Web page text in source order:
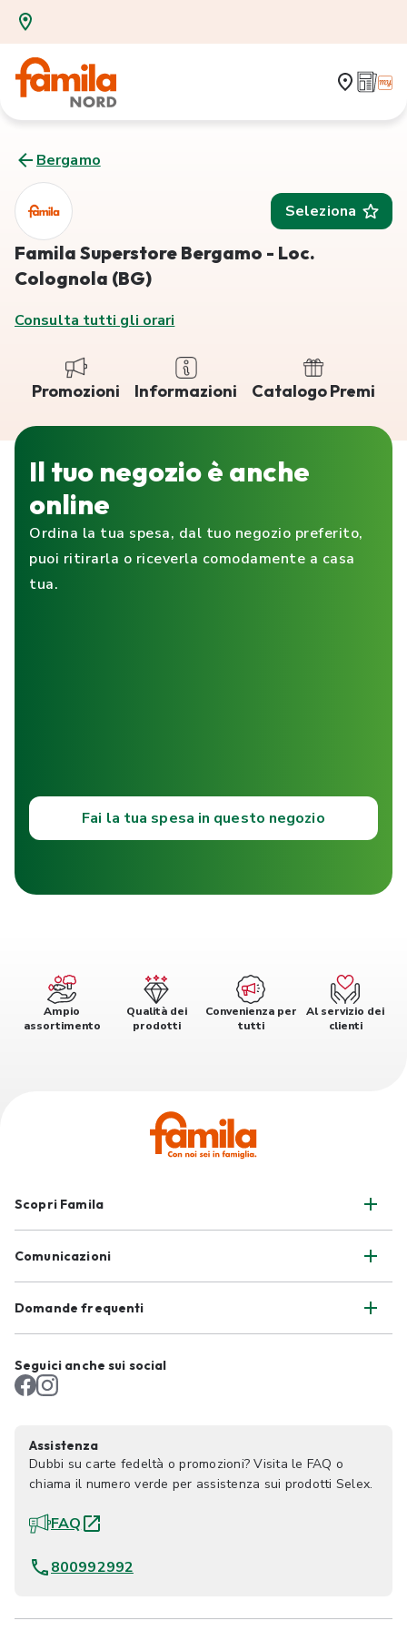
Bergamo
Seleziona
Famila Superstore Bergamo - Loc.
Colognola (BG)
Consulta tutti gli orari
Promozioni Informazioni Catalogo Premi
Il tuo negozio è anche
online
Ordina la tua spesa, dal tuo negozio preferito,
puoi ritirarla o riceverla comodamente a casa
tua.
Fai la tua spesa in questo negozio
Ampio
assortimento
Qualità dei
prodotti
Convenienza per
tutti
Al servizio dei
clienti
Scopri Famila
Comunicazioni
Domande frequenti
Seguici anche sui social
Assistenza
Dubbi su carte fedeltà o promozioni? Visita le FAQ o
chiama il numero verde per assistenza sui prodotti Selex.
FAQ
800992992